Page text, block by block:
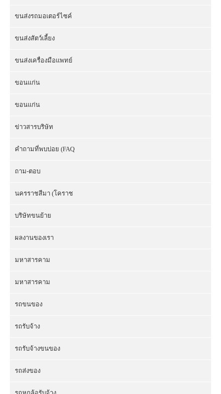
ขนส่งรถมอเตอร์ไซค์
ขนส่งสัตว์เลี้ยง
ขนส่งเครื่องมือแพทย์
ขอนแก่น
ขอนแก่น
ข่าวสารบริษัท
คำถามที่พบบ่อย (FAQ
ถาม-ตอบ
นครราชสีมา (โคราช
บริษัทขนย้าย
ผลงานของเรา
มหาสารคาม
มหาสารคาม
รถขนของ
รถรับจ้าง
รถรับจ้างขนของ
รถส่งของ